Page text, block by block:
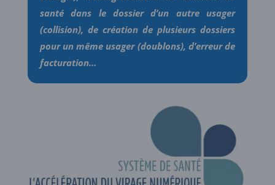
santé dans le dossier d’un autre usager
(collision), de création de plusieurs dossiers
pour un même usager (doublons), d’erreur de
facturation…